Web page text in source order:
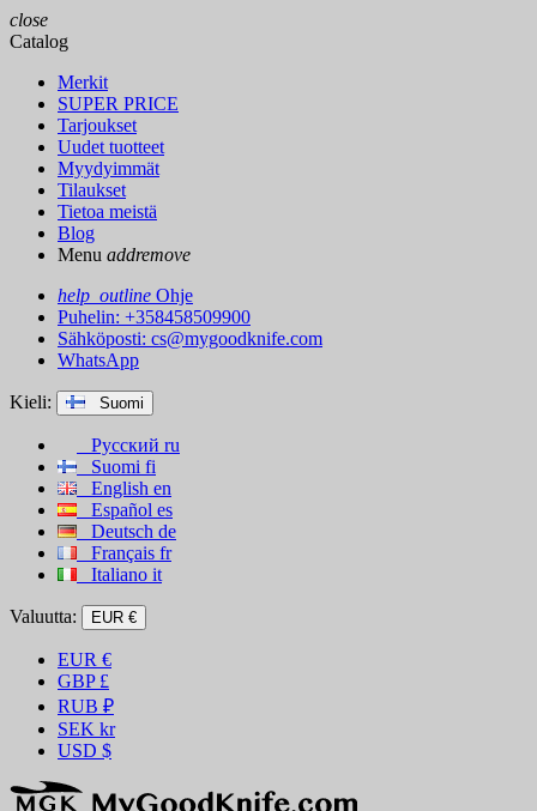
close
Catalog
Merkit
SUPER PRICE
Tarjoukset
Uudet tuotteet
Myydyimmät
Tilaukset
Tietoa meistä
Blog
Menu addremove
help_outline Ohje
Puhelin: +358458509900
Sähköposti: cs@mygoodknife.com
WhatsApp
Kieli: Suomi
Русский ru
Suomi fi
English en
Español es
Deutsch de
Français fr
Italiano it
Valuutta: EUR €
EUR €
GBP £
RUB ₽
SEK kr
USD $